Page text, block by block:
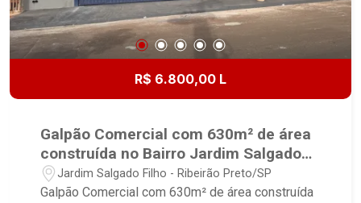
R$ 6.800,00 L
Galpão Comercial com 630m² de área
construída no Bairro Jardim Salgado
Filho!
Jardim Salgado Filho - Ribeirão Preto/SP
Galpão Comercial com 630m² de área construída